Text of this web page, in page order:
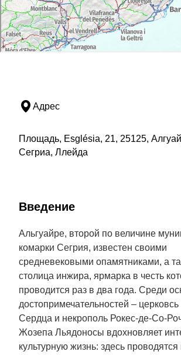
Адрес
Площадь, Església, 21, 25125,
Сегриа, Ллейда
Введение
Альгуайре, второй по величине
комарки Сегрия, известен своими
средневековыми опамятниками, а
столица инжира, ярмарка в честь
проводится раз в два года. Среди
достопримечательностей –
Сердца и некрополь Рокес-де-Со-
Жозепа Льядоносы вдохновляет
культурную жизнь: здесь проводятся